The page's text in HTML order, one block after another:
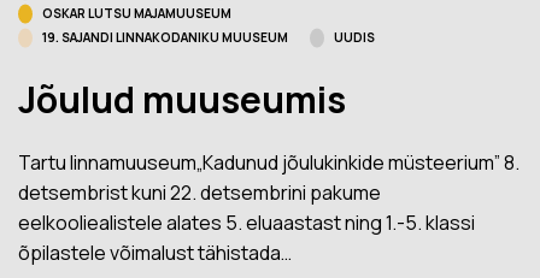
OSKAR LUTSU MAJAMUUSEUM
19. SAJANDI LINNAKODANIKU MUUSEUM
UUDIS
Jõulud muuseumis
Tartu linnamuuseum„Kadunud jõulukinkide müsteerium” 8.
detsembrist kuni 22. detsembrini pakume
eelkooliealistele alates 5. eluaastast ning 1.-5. klassi
õpilastele võimalust tähistada…